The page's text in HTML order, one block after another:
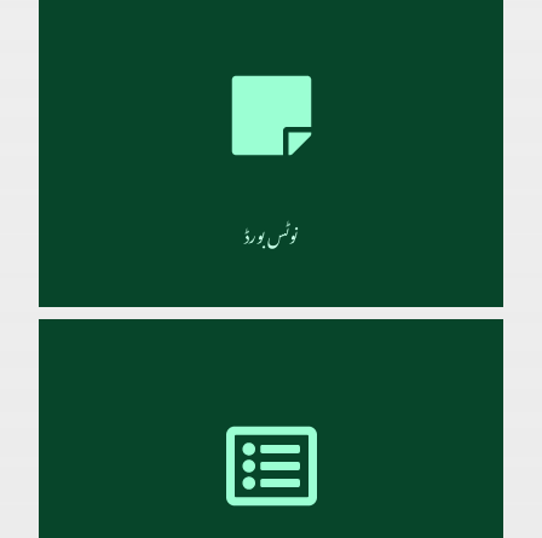
جامعہ دارالعلوم کراچی کے لیے امدادی رقم درج ذیل پتہ پر بھیجی جا سکتی ہیں، جس کی رسید
تفصیلات
نوٹس بورڈ
شعبہ درس نظامی کیلئے تمام درجات میں قدیم و جدید داخلہ ماہِ شوال کے پہلے ہفتہ سے
شروع ہوتے ہیں ۔ اور داخلے کی کاروائی دارالعلوم کے شعبہ ،دفتر تعلیمات میں ہوتی ہے۔
تفصیلات